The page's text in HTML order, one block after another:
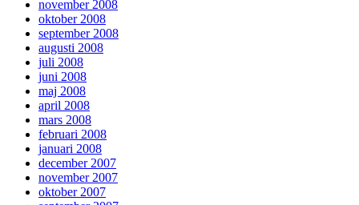
november 2008
oktober 2008
september 2008
augusti 2008
juli 2008
juni 2008
maj 2008
april 2008
mars 2008
februari 2008
januari 2008
december 2007
november 2007
oktober 2007